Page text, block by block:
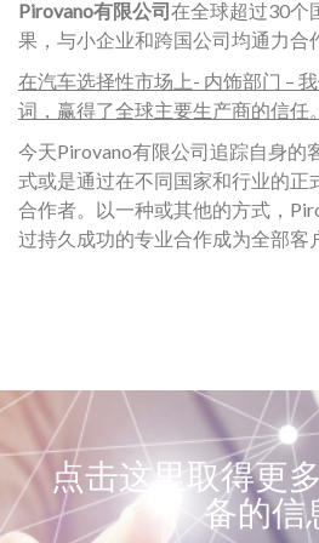
Pirovano有限公司在全球超过30个
果，与小企业和跨国公司均通力合
在汽车选择性市场上- 内饰部门 –
词，赢得了全球主要生产商的信任。
今天Pirovano有限公司追踪自身的
式或是通过在不同国家和行业的正
合作者。以一种或其他的方式，
过持久成功的专业合作成为全部客
点击这里取得更
备的信